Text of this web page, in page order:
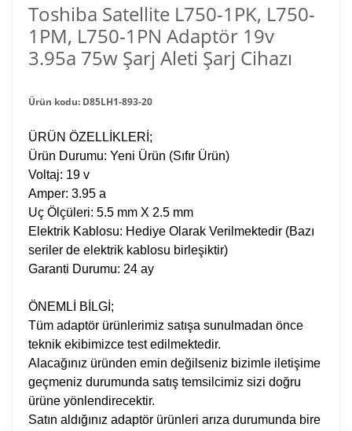
Toshiba Satellite L750-1PK, L750-
1PM, L750-1PN Adaptör 19v
3.95a 75w Şarj Aleti Şarj Cihazı
Ürün kodu: D85LH1-893-20
ÜRÜN ÖZELLİKLERİ;
Ürün Durumu: Yeni Ürün (Sıfır Ürün)
Voltaj: 19 v
Amper: 3.95 a
Uç Ölçüleri: 5.5 mm X 2.5 mm
Elektrik Kablosu: Hediye Olarak Verilmektedir (Bazı
seriler de elektrik kablosu birleşiktir)
Garanti Durumu: 24 ay
ÖNEMLİ BİLGİ;
Tüm adaptör ürünlerimiz satışa sunulmadan önce
teknik ekibimizce test edilmektedir.
Alacağınız üründen emin değilseniz bizimle iletişime
geçmeniz durumunda satış temsilcimiz sizi doğru
ürüne yönlendirecektir.
Satın aldığınız adaptör ürünleri arıza durumunda bire